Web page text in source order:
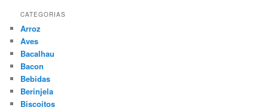
CATEGORIAS
Arroz
Aves
Bacalhau
Bacon
Bebidas
Berinjela
Biscoitos